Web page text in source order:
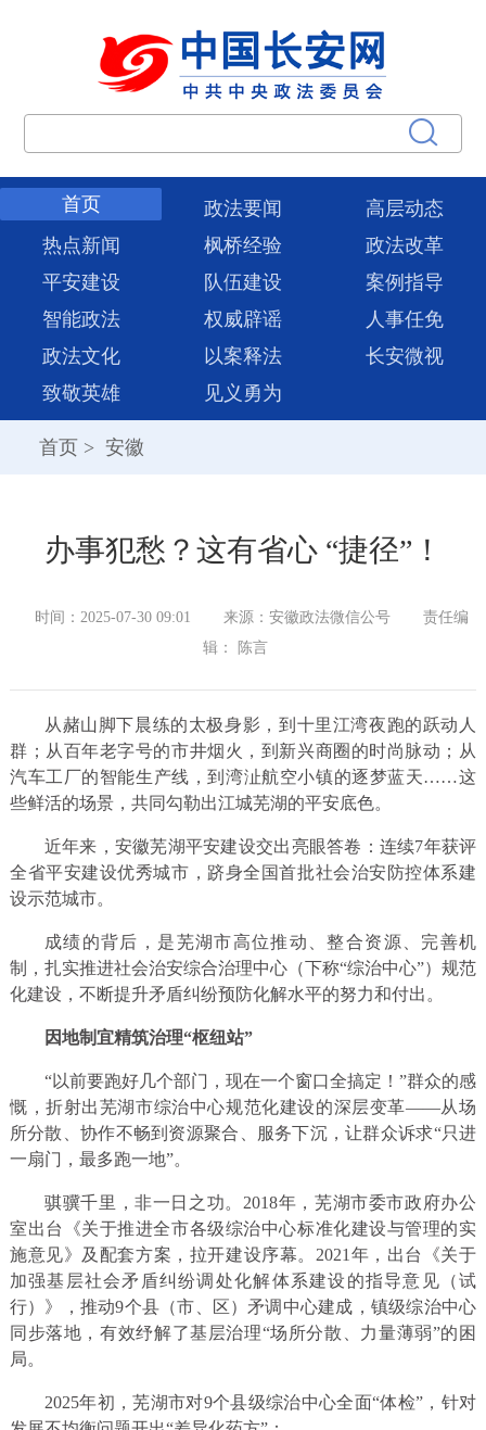
首页 政法要闻
高层动态
热点新闻
枫桥经验
政法改革
平安建设
队伍建设
案例指导
智能政法
权威辟谣
人事任免
政法文化
以案释法
长安微视
致敬英雄
见义勇为
首页 > 安徽
办事犯愁？这有省心 “捷径”！
时间：2025-07-30 09:01 来源：安徽政法微信公号
责任编
辑： 陈言
从赭山脚下晨练的太极身影，到十里江湾夜跑的跃动人
群；从百年老字号的市井烟火，到新兴商圈的时尚脉动；从
汽车工厂的智能生产线，到湾沚航空小镇的逐梦蓝天……这
些鲜活的场景，共同勾勒出江城芜湖的平安底色。
近年来，安徽芜湖平安建设交出亮眼答卷：连续7年获评
全省平安建设优秀城市，跻身全国首批社会治安防控体系建
设示范城市。
成绩的背后，是芜湖市高位推动、整合资源、完善机
制，扎实推进社会治安综合治理中心（下称“综治中心”）规范
化建设，不断提升矛盾纠纷预防化解水平的努力和付出。
因地制宜精筑治理“枢纽站”
“以前要跑好几个部门，现在一个窗口全搞定！”群众的感
慨，折射出芜湖市综治中心规范化建设的深层变革——从场
所分散、协作不畅到资源聚合、服务下沉，让群众诉求“只进
一扇门，最多跑一地”。
骐骥千里，非一日之功。2018年，芜湖市委市政府办公
室出台《关于推进全市各级综治中心标准化建设与管理的实
施意见》及配套方案，拉开建设序幕。2021年，出台《关于
加强基层社会矛盾纠纷调处化解体系建设的指导意见（试
行）》，推动9个县（市、区）矛调中心建成，镇级综治中心
同步落地，有效纾解了基层治理“场所分散、力量薄弱”的困
局。
2025年初，芜湖市对9个县级综治中心全面“体检”，针对